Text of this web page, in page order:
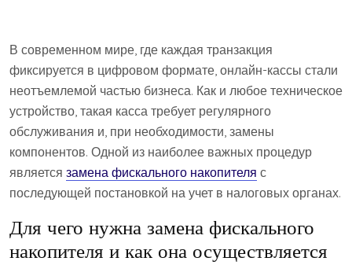
В современном мире, где каждая транзакция
фиксируется в цифровом формате, онлайн-кассы стали
неотъемлемой частью бизнеса. Как и любое техническое
устройство, такая касса требует регулярного
обслуживания и, при необходимости, замены
компонентов. Одной из наиболее важных процедур
является замена фискального накопителя с
последующей постановкой на учет в налоговых органах.
Для чего нужна замена фискального
накопителя и как она осуществляется